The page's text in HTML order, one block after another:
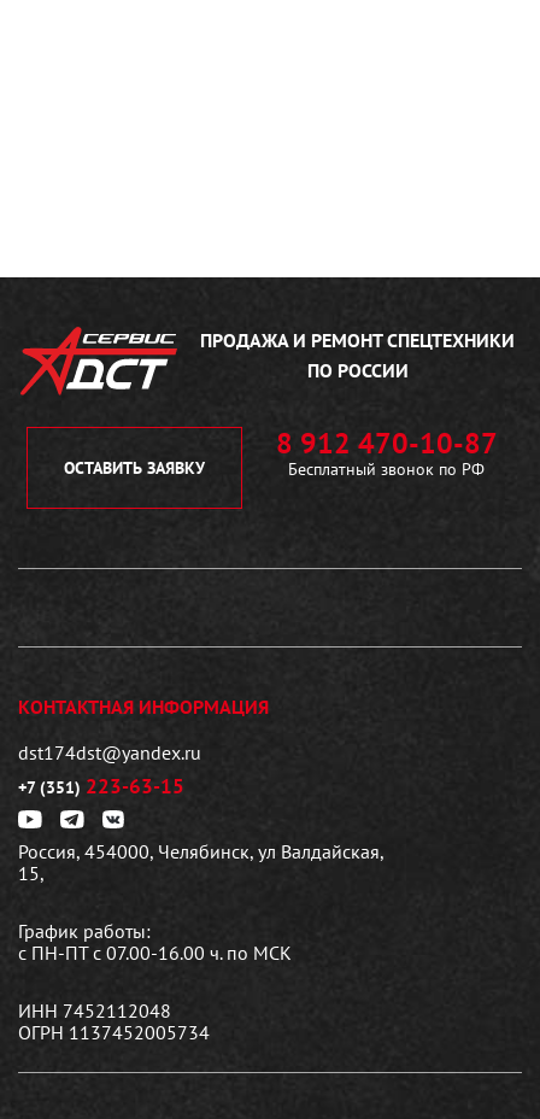
ПРОДАЖА И РЕМОНТСПЕЦТЕХНИКИ
ПО РОССИИ
ОСТАВИТЬ ЗАЯВКУ
8 912 470-10-87
Бесплатный звонок по РФ
КОНТАКТНАЯ ИНФОРМАЦИЯ
dst174dst@yandex.ru
+7 (351) 223-63-15
Россия, 454000, Челябинск, ул Валдайская,
15,
График работы:
с ПН-ПТ с 07.00-16.00 ч. по МСК
ИНН 7452112048
ОГРН 1137452005734